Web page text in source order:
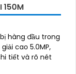
150M
hàng đầu trong
tiết và rõ nét